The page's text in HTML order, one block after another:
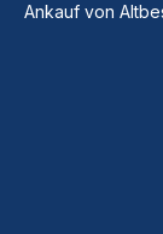
Ankauf von